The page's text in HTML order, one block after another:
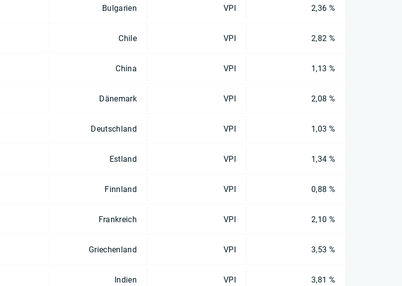
Bulgarien VPI 2,36 %
Chile VPI 2,82 %
China VPI 1,13 %
Dänemark VPI 2,08 %
Deutschland VPI 1,03 %
Estland VPI 1,34 %
Finnland VPI 0,88 %
Frankreich VPI 2,10 %
Griechenland VPI 3,53 %
Indien VPI 3,81 %